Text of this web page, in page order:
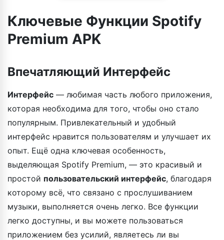
Ключевые Функции Spotify
Premium APK
Впечатляющий Интерфейс
Интерфейс — любимая часть любого приложения,
которая необходима для того, чтобы оно стало
популярным. Привлекательный и удобный
интерфейс нравится пользователям и улучшает их
опыт. Ещё одна ключевая особенность,
выделяющая Spotify Premium, — это красивый и
простой пользовательский интерфейс, благодаря
которому всё, что связано с прослушиванием
музыки, выполняется очень легко. Все функции
легко доступны, и вы можете пользоваться
приложением без усилий, являетесь ли вы